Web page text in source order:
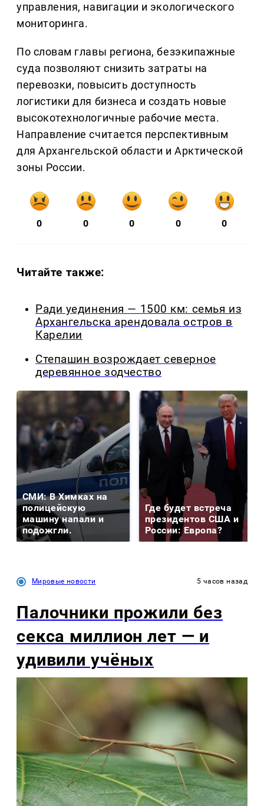
управления, навигации и экологического
мониторинга.
По словам главы региона, безэкипажные
суда позволяют снизить затраты на
перевозки, повысить доступность
логистики для бизнеса и создать новые
высокотехнологичные рабочие места.
Направление считается перспективным
для Архангельской области и Арктической
зоны России.
0 0 0 0 0
Читайте также:
Ради уединения — 1500 км: семья из
Архангельска арендовала остров в
Карелии
Степашин возрождает северное
деревянное зодчество
СМИ: В Химках на
полицейскую
машину напали и
подожгли.
Где будет встреча
президентов США и
России: Европа?
Мировые новости 5 часов назад
Палочники прожили без
секса миллион лет — и
удивили учёных